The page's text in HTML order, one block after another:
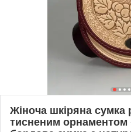
Жіноча шкіряна сумка
тисненим орнаментом